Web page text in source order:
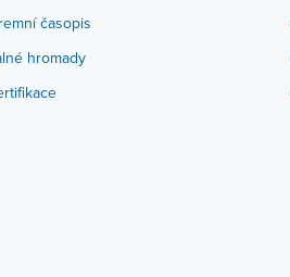
časopis
hromady